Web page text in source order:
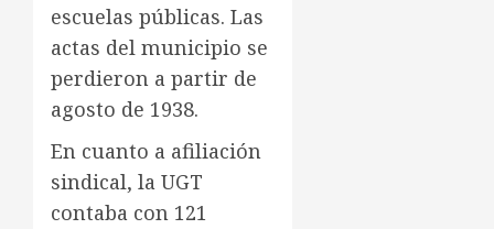
escuelas públicas. Las
actas del municipio se
perdieron a partir de
agosto de 1938.
En cuanto a afiliación
sindical, la UGT
contaba con 121